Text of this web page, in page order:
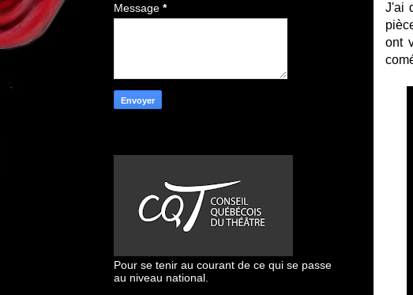
J'ai
ont
Message *
Pour se tenir au courant de ce qui se passe
au niveau national.